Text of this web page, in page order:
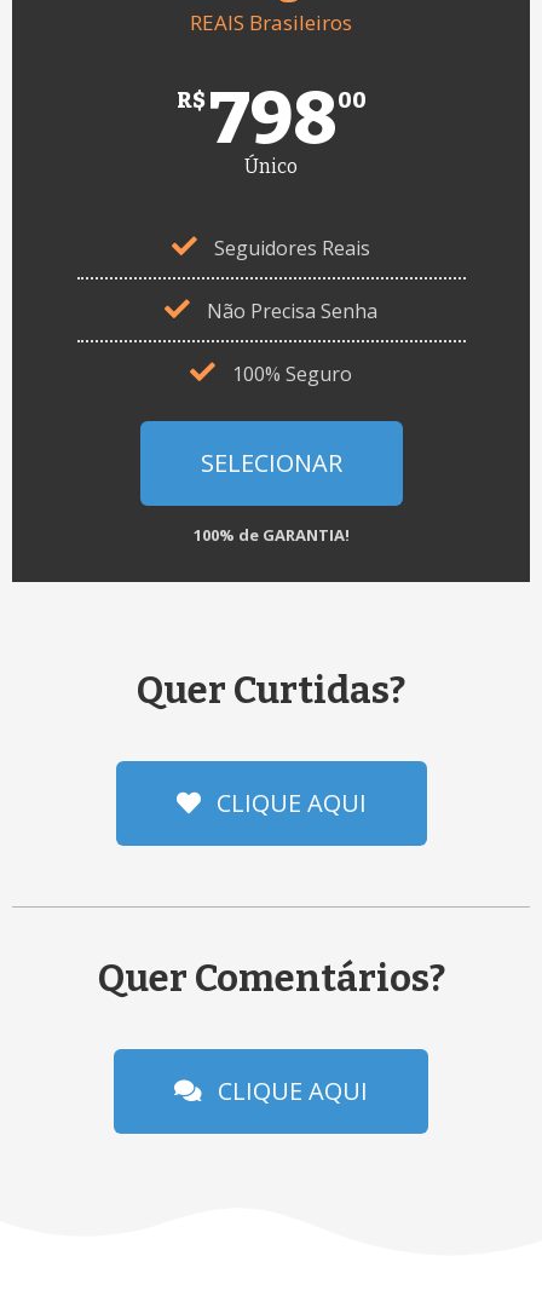
REAIS Brasileiros
R$ 79800
Único
Seguidores Reais
Não Precisa Senha
100% Seguro
SELECIONAR
100% de GARANTIA!
Quer Curtidas?
CLIQUE AQUI
Quer Comentários?
CLIQUE AQUI